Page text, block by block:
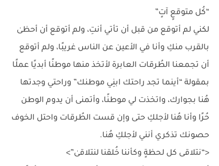
“كُل متوقعٍ آتٍ”
لكني لم أتوقع من قبل أن تأتي أنتِ، ولم أتوقع أن أحظىٰ
بالقرب منكِ وأنا في الأعين عن الناس غريبًا، ولم أتوقع
أن تجمعنا الطُرقات العابرة لأتخذ منها موطنًا أبديًا عملًا
بمقولة “أينما تجد راحتك ابنِي موطنك” وراحتي وجدتها
هُنا بجوارك، واتخذت لي موطنًا، وأتمنى أن يدوم الوطن
حُرًا وأنا هُنا لأجلكِ حتى وإن قست الطُرقات واحتل الخوف
حصونك تذكري أنني لأجلكِ هُنا.
<“نتلاقى كل لحظةٍ وكأننا خُلقنا لنتلاقىٰ”>